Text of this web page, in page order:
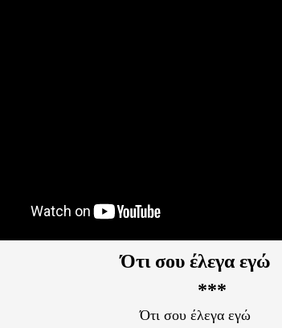
Ότι σου έλεγα εγώ
***
Ότι σου έλεγα εγώ